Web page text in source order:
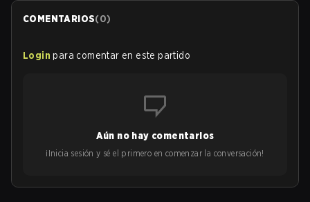
COMENTARIOS(0)
Login para comentar en este partido
Aún no hay comentarios
¡Inicia sesión y sé el primero en comenzar la conversación!